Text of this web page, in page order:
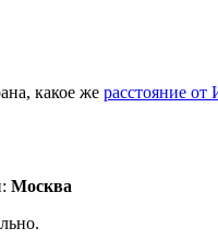
какое же расстояние от
Москва